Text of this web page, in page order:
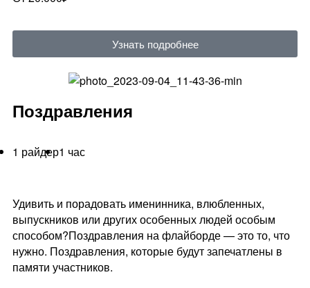
Узнать подробнее
Поздравления
1 райдер1 час
Удивить и порадовать именинника, влюбленных,
выпускников или других особенных людей особым
способом?Поздравления на флайборде — это то, что
нужно. Поздравления, которые будут запечатлены в
памяти участников.